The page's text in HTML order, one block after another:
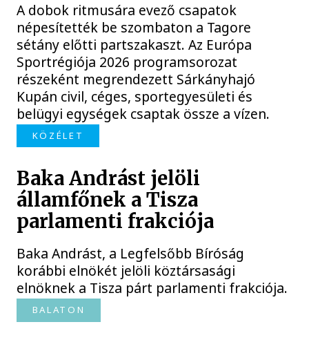
A dobok ritmusára evező csapatok
népesítették be szombaton a Tagore
sétány előtti partszakaszt. Az Európa
Sportrégiója 2026 programsorozat
részeként megrendezett Sárkányhajó
Kupán civil, céges, sportegyesületi és
belügyi egységek csaptak össze a vízen.
KÖZÉLET
Baka Andrást jelöli
államfőnek a Tisza
parlamenti frakciója
Baka Andrást, a Legfelsőbb Bíróság
korábbi elnökét jelöli köztársasági
elnöknek a Tisza párt parlamenti frakciója.
BALATON